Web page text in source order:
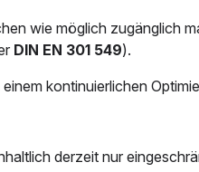
wie möglich zugänglich
DIN EN 301 549).
einem kontinuierlichen
derzeit nur